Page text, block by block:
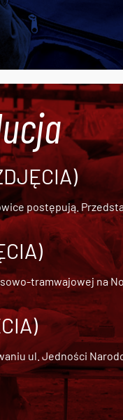
postępują.
tramwajowej na
ul. Jedności